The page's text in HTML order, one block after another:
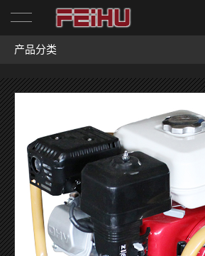
产品分类
首页
关于我们
服务与支持
新闻资讯
联系我们